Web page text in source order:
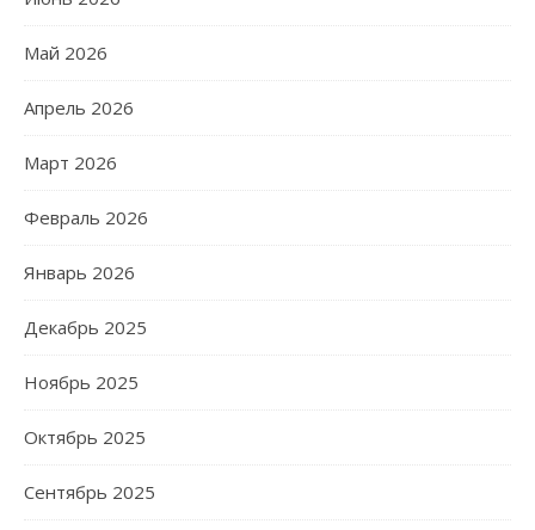
Май 2026
Апрель 2026
Март 2026
Февраль 2026
Январь 2026
Декабрь 2025
Ноябрь 2025
Октябрь 2025
Сентябрь 2025